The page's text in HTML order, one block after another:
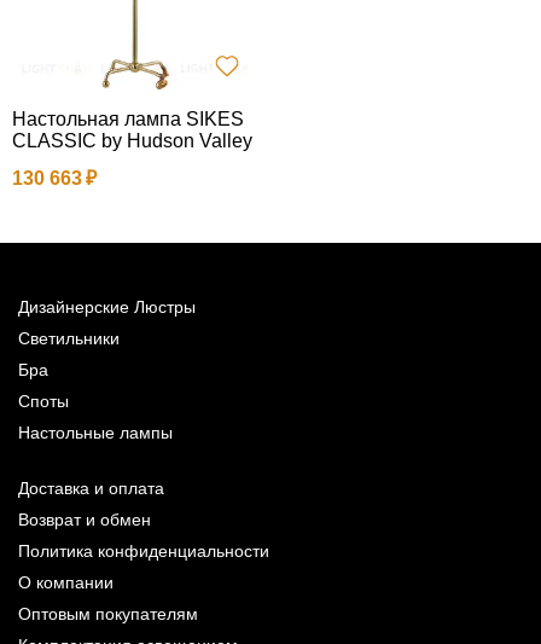
Настольная лампа SIKES
CLASSIC by Hudson Valley
130 663
Дизайнерские Люстры
Светильники
Бра
Споты
Настольные лампы
Доставка и оплата
Возврат и обмен
Политика конфиденциальности
О компании
Оптовым покупателям